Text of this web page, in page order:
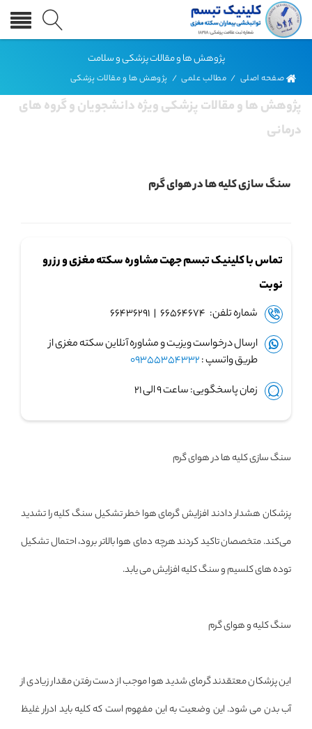
پژوهش ها و مقالات پزشکی و سلامت
صفحه اصلی / مطالب علمی / پژوهش ها و مقالات پزشکی
پژوهش ها و مقالات پزشکی ویژه دانشجویان و گروه های
درمانی
سنگ سازی کلیه ها در هوای گرم
تماس با کلینیک تبسم جهت مشاوره سکته مغزی و رزرو
نوبت
شماره تلفن: ۶۶۵۶۴۶۷۴ | ۶۶۴۳۶۲۹۱
ارسال درخواست ویزیت و مشاوره آنلاین سکته مغزی از
طریق واتسپ :09355354332
زمان پاسخگویی: ساعت ۹ الی ۲۱
سنگ سازی کلیه ها در هوای گرم
پزشکان هشدار دادند افزایش گرمای هوا خطر تشکیل سنگ کلیه را تشدید
می‌کند. متخصصان تاکید کردند هرچه دمای هوا بالاتر برود، احتمال تشکیل
توده های کلسیم و سنگ کلیه افزایش می یابد.
سنگ کلیه و هوای گرم
این پزشکان معتقدند گرمای شدید هوا موجب از دست رفتن مقدار زیادی از
آب بدن می شود. این وضعیت به این مفهوم است که کلیه باید ادرار غلیظ